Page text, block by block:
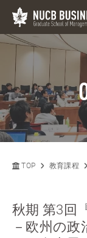
TOP 教育課程
秋期 第3回
－欧州の政